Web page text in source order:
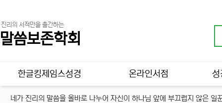
진리의 서적만을 출간하는
말씀보존학회
메인 메뉴
한글킹제임스성경 온라인서점 성
네가 진리의 말씀을 올바로 나누어 자신이 하나님 앞에 부끄럽지 않은